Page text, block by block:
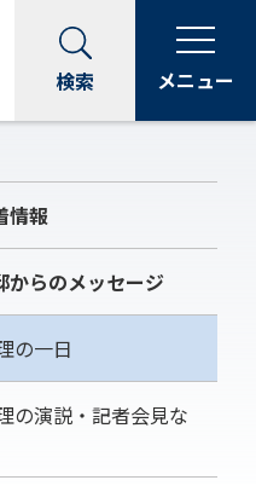
検索 メニュー
情報
からのメッセージ
の一日
の演説・記者会見な